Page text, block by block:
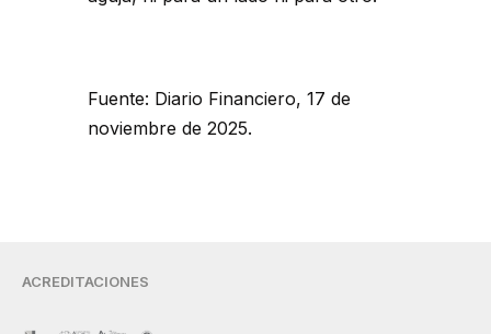
Fuente: Diario Financiero, 17 de
noviembre de 2025.
ACREDITACIONES